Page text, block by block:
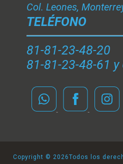
Col. Leones,
TELÉFONO
81-81-23-48-20
81-81-23-48-61 y
Copyright © 2026Todos los